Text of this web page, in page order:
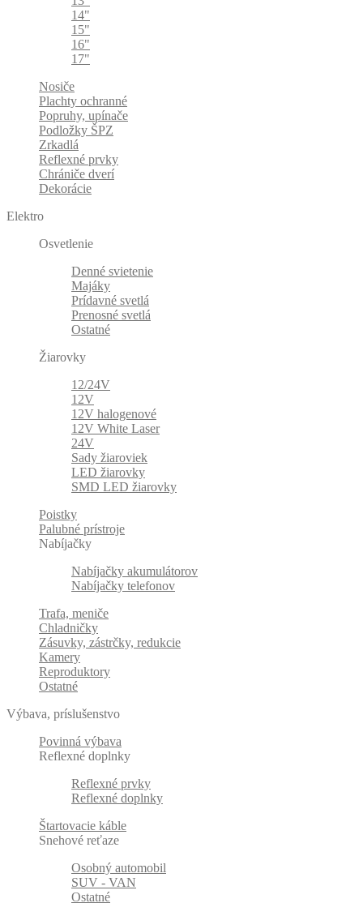
14"
15"
16"
17"
Nosiče
Plachty ochranné
Popruhy, upínače
Podložky ŠPZ
Zrkadlá
Reflexné prvky
Chrániče dverí
Dekorácie
Elektro
Osvetlenie
Denné svietenie
Majáky
Prídavné svetlá
Prenosné svetlá
Ostatné
Žiarovky
12/24V
12V
12V halogenové
12V White Laser
24V
Sady žiaroviek
LED žiarovky
SMD LED žiarovky
Poistky
Palubné prístroje
Nabíjačky
Nabíjačky akumulátorov
Nabíjačky telefonov
Trafa, meniče
Chladničky
Zásuvky, zástrčky, redukcie
Kamery
Reproduktory
Ostatné
Výbava, príslušenstvo
Povinná výbava
Reflexné doplnky
Reflexné prvky
Reflexné doplnky
Štartovacie káble
Snehové reťaze
Osobný automobil
SUV - VAN
Ostatné